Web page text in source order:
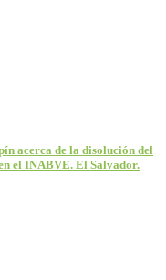
acerca de la disolución del
el INABVE. El Salvador.